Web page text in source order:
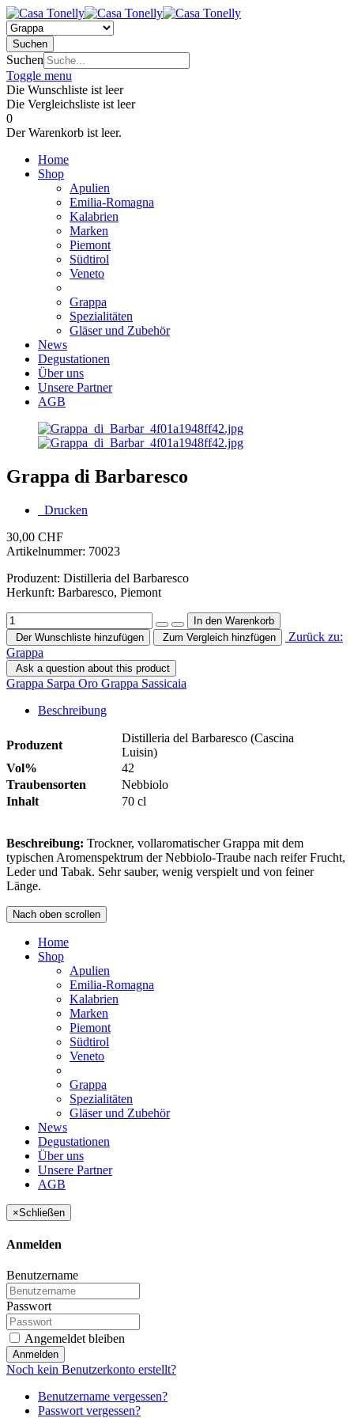
Suchen
Suchen
Toggle menu
Die Wunschliste ist leer
Die Vergleichsliste ist leer
0
Der Warenkorb ist leer.
Home
Shop
Apulien
Emilia-Romagna
Kalabrien
Marken
Piemont
Südtirol
Veneto
Grappa
Spezialitäten
Gläser und Zubehör
News
Degustationen
Über uns
Unsere Partner
AGB
Grappa di Barbaresco
Drucken
30,00 CHF
Artikelnummer: 70023
Produzent: Distilleria del Barbaresco
Herkunft: Barbaresco, Piemont
Der Wunschliste hinzufügen Zum Vergleich hinzfügen
Zurück zu:
Grappa
Ask a question about this product
Grappa Sarpa Oro Grappa Sassicaia
Beschreibung
Produzent
Distilleria del Barbaresco (Cascina
Luisin)
Vol%
42
Traubensorten
Nebbiolo
Inhalt
70 cl
Beschreibung: Trockner, vollaromatischer Grappa mit dem
typischen Aromenspektrum der Nebbiolo-Traube nach reifer Frucht,
Leder und Tabak. Sehr sauber, wenig verspielt und von feiner
Länge.
Nach oben scrollen
Home
Shop
Apulien
Emilia-Romagna
Kalabrien
Marken
Piemont
Südtirol
Veneto
Grappa
Spezialitäten
Gläser und Zubehör
News
Degustationen
Über uns
Unsere Partner
AGB
×Schließen
Anmelden
Benutzername
Passwort
Angemeldet bleiben
Anmelden
Noch kein Benutzerkonto erstellt?
Benutzername vergessen?
Passwort vergessen?